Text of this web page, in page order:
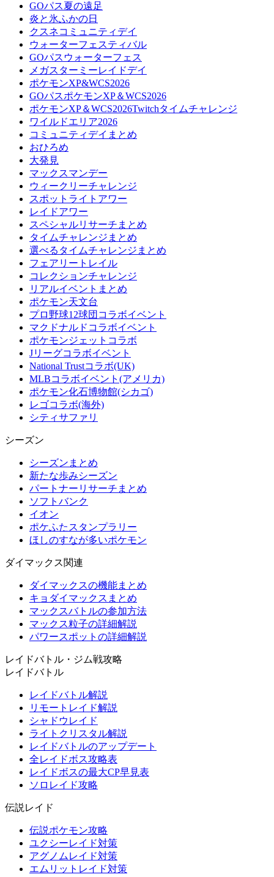
GOパス夏の遠足
炎と氷ふかの日
クスネコミュニティデイ
ウォーターフェスティバル
GOパスウォーターフェス
メガスターミーレイドデイ
ポケモンXP&WCS2026
GOパスポケモンXP＆WCS2026
ポケモンXP＆WCS2026Twitchタイムチャレンジ
ワイルドエリア2026
コミュニティデイまとめ
おひろめ
大発見
マックスマンデー
ウィークリーチャレンジ
スポットライトアワー
レイドアワー
スペシャルリサーチまとめ
タイムチャレンジまとめ
選べるタイムチャレンジまとめ
フェアリートレイル
コレクションチャレンジ
リアルイベントまとめ
ポケモン天文台
プロ野球12球団コラボイベント
マクドナルドコラボイベント
ポケモンジェットコラボ
Jリーグコラボイベント
National Trustコラボ(UK)
MLBコラボイベント(アメリカ)
ポケモン化石博物館(シカゴ)
レゴコラボ(海外)
シティサファリ
シーズン
シーズンまとめ
新たな歩みシーズン
パートナーリサーチまとめ
ソフトバンク
イオン
ポケふたスタンプラリー
ほしのすなが多いポケモン
ダイマックス関連
ダイマックスの機能まとめ
キョダイマックスまとめ
マックスバトルの参加方法
マックス粒子の詳細解説
パワースポットの詳細解説
レイドバトル・ジム戦攻略
レイドバトル
レイドバトル解説
リモートレイド解説
シャドウレイド
ライトクリスタル解説
レイドバトルのアップデート
全レイドボス攻略表
レイドボスの最大CP早見表
ソロレイド攻略
伝説レイド
伝説ポケモン攻略
ユクシーレイド対策
アグノムレイド対策
エムリットレイド対策